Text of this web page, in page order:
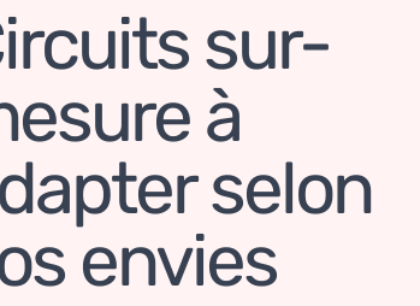
sur-
à
selon
envies